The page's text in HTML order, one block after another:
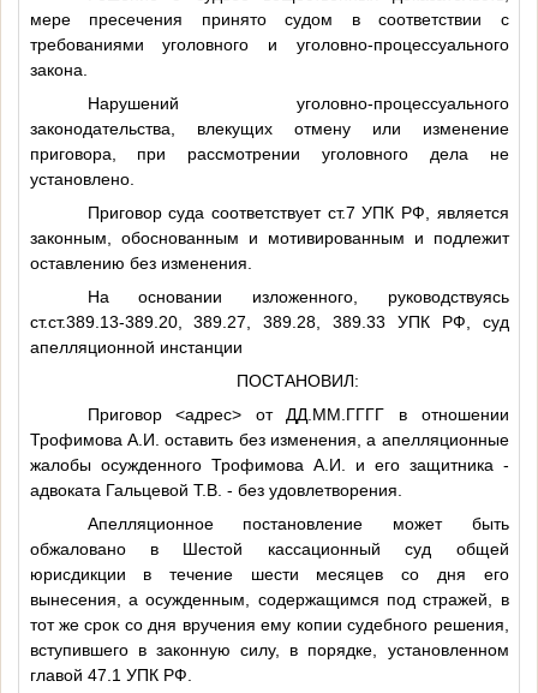
мере пресечения принято судом в соответствии с
требованиями уголовного и уголовно-процессуального
закона.
Нарушений уголовно-процессуального
законодательства, влекущих отмену или изменение
приговора, при рассмотрении уголовного дела не
установлено.
Приговор суда соответствует ст.7 УПК РФ, является
законным, обоснованным и мотивированным и подлежит
оставлению без изменения.
На основании изложенного, руководствуясь
ст.ст.389.13-389.20, 389.27, 389.28, 389.33 УПК РФ, суд
апелляционной инстанции
ПОСТАНОВИЛ:
Приговор<адрес> от ДД.ММ.ГГГГ в отношении
Трофимова А.И. оставить без изменения, а апелляционные
жалобы осужденного Трофимова А.И. и его защитника -
адвоката Гальцевой Т.В. - без удовлетворения.
Апелляционное постановление может быть
обжаловано в Шестой кассационный суд общей
юрисдикции в течение шести месяцев со дня его
вынесения, а осужденным, содержащимся под стражей, в
тот же срок со дня вручения ему копии судебного решения,
вступившего в законную силу, в порядке, установленном
главой 47.1 УПК РФ.